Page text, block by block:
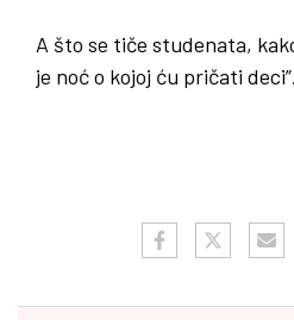
A što se tiče studenata,
je noć o kojoj ću pričati deci”.